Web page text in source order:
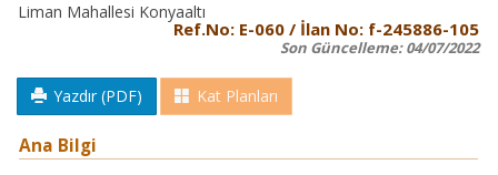
Liman Mahallesi Konyaaltı
Ref.No: E-060 / İlan No: f-245886-105
Son Güncelleme:04/07/2022
Yazdır (PDF) Kat Planları
Ana Bilgi